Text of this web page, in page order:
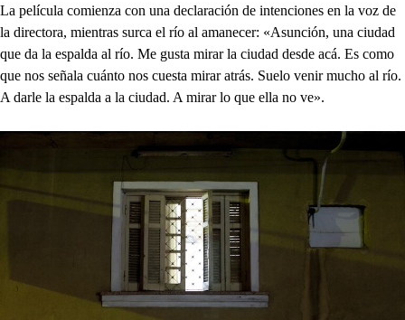
La película comienza con una declaración de intenciones en la voz de
la directora, mientras surca el río al amanecer: «Asunción, una ciudad
que da la espalda al río. Me gusta mirar la ciudad desde acá. Es como
que nos señala cuánto nos cuesta mirar atrás. Suelo venir mucho al río.
A darle la espalda a la ciudad. A mirar lo que ella no ve».